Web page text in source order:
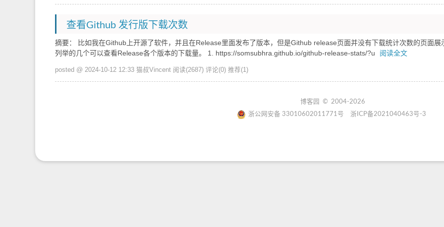
查看Github 发行版下载次数
摘要： 比如我在Github上开源了软件，并且在Release里面发布了版本，但是Github release页面并没有下载统计次数的页面展
列举的几个可以查看Release各个版本的下载量。 1. https://somsubhra.github.io/github-release-stats/?u
阅读全文
posted @ 2024-10-12 12:33 猫叔Vincent 阅读(2687) 评论(0) 推荐(1)
博客园 © 2004-2026
浙公网安备 33010602011771号 浙ICP备2021040463号-3